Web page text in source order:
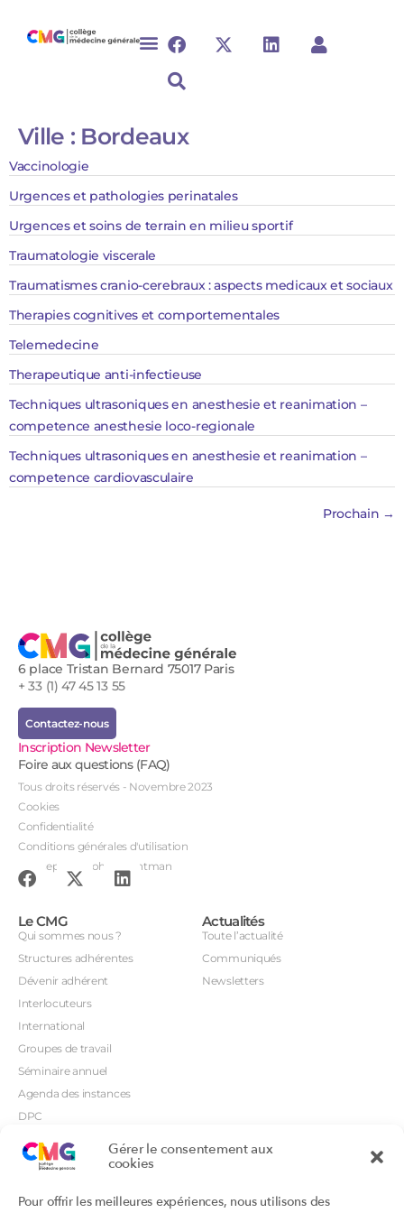
Gérer le consentement aux
cookies
Pour offrir les meilleures expériences, nous utilisons des
Ville : Bordeaux
Vaccinologie
Urgences et pathologies perinatales
Urgences et soins de terrain en milieu sportif
Traumatologie viscerale
Traumatismes cranio-cerebraux : aspects medicaux et sociaux
Therapies cognitives et comportementales
Telemedecine
Therapeutique anti-infectieuse
Techniques ultrasoniques en anesthesie et reanimation –
competence anesthesie loco-regionale
Techniques ultrasoniques en anesthesie et reanimation –
competence cardiovasculaire
Prochain →
6 place Tristan Bernard 75017 Paris
+ 33 (1) 47 45 13 55
Contactez-nous
Inscription Newsletter
Foire aux questions (FAQ)
Tous droits réservés - Novembre 2023
Cookies
Confidentialité
Conditions générales d'utilisation
Conception : John Brightman
Le CMG
Qui sommes nous ?
Structures adhérentes
Dévenir adhérent
Interlocuteurs
International
Groupes de travail
Séminaire annuel
Agenda des instances
DPC
Orientations prioritaires
Actualités
Toute l’actualité
Communiqués
Newsletters
Productions Portails